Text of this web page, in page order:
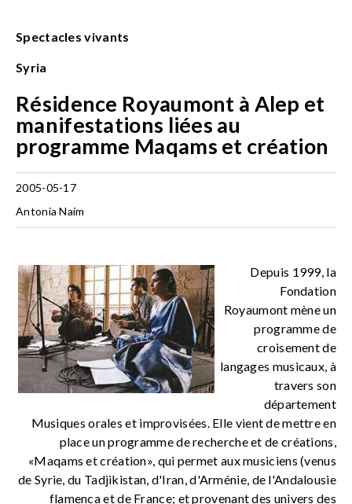
Spectacles vivants
Syria
Résidence Royaumont à Alep et
manifestations liées au
programme Maqams et création
2005-05-17
Antonia Naim
Depuis 1999, la
Fondation
Royaumont mène un
programme de
croisement de
langages musicaux, à
travers son
département
Musiques orales et improvisées. Elle vient de mettre en
place un programme de recherche et de créations,
«Maqams et création», qui permet aux musiciens (venus
de Syrie, du Tadjikistan, d'Iran, d'Arménie, de l'Andalousie
flamenca et de France; et provenant des univers des